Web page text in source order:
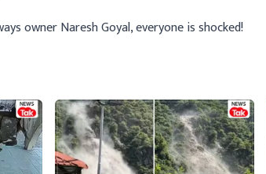
owner Naresh Goyal, everyone is shocked!